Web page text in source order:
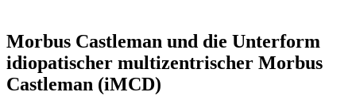
Morbus Castleman und die Unterform
idiopatischer multizentrischer Morbus
Castleman (iMCD)